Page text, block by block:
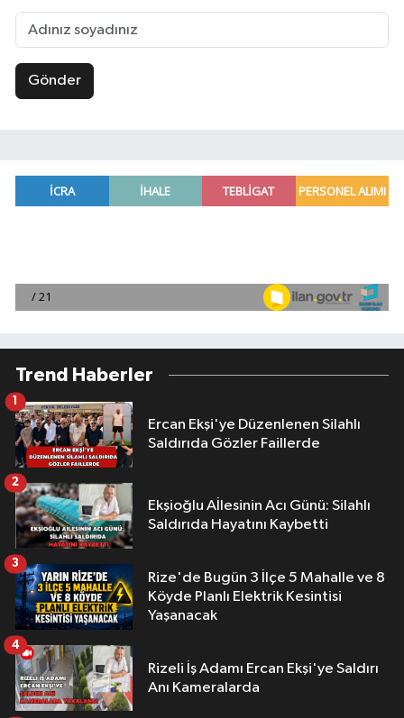
Gönder
Trend Haberler
Ercan Ekşi'ye Düzenlenen Silahlı
Saldırıda Gözler Faillerde
1
Ekşioğlu Aİlesinin Acı Günü: Silahlı
Saldırıda Hayatını Kaybetti
2
Rize'de Bugün 3 İlçe 5 Mahalle ve 8
Köyde Planlı Elektrik Kesintisi
Yaşanacak
3
Rizeli İş Adamı Ercan Ekşi'ye Saldırı
Anı Kameralarda
4